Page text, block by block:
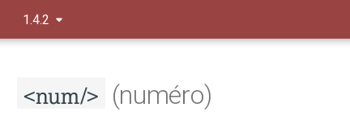
1.4.2
<num/> (numéro)